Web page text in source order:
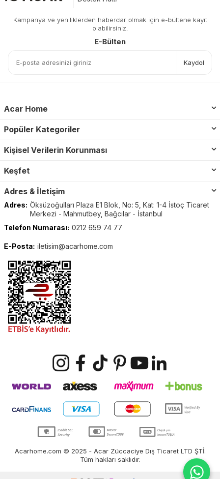
Kampanya ve yeniliklerden haberdar olmak için e-bültene kayıt
olabilirsiniz.
E-Bülten
Kaydol
Acar Home
Popüler Kategoriler
Kişisel Verilerin Korunması
Keşfet
Adres & İletişim
Adres: Öksüzoğulları Plaza E1 Blok, No: 5, Kat: 1-4 İstoç Ticaret
Merkezi - Mahmutbey, Bağcılar - İstanbul
Telefon Numarası: 0212 659 74 77
E-Posta: iletisim@acarhome.com
Acarhome.com © 2025 - Acar Züccaciye Dış Ticaret LTD ŞTİ.
Tüm hakları saklıdır.